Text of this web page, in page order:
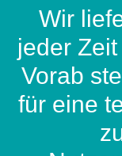
Wir
jeder
Vorab
für eine